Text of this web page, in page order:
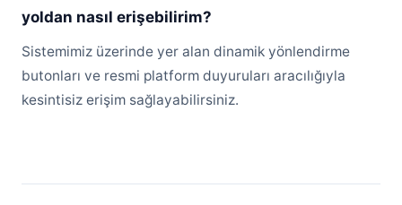
yoldan nasıl erişebilirim?
Sistemimiz üzerinde yer alan dinamik yönlendirme
butonları ve resmi platform duyuruları aracılığıyla
kesintisiz erişim sağlayabilirsiniz.